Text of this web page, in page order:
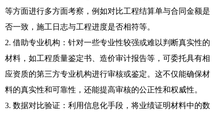
等方面进行多方面考察，例如对比工程结算单与合同金额是
否一致，施工日志与工程进度是否相符等。
2. 借助专业机构：针对一些专业性较强或难以判断真实性的
材料，如工程质量鉴定书、造价审计报告等，可委托具有相
应资质的第三方专业机构进行审核或鉴定。这不仅能确保材
料的真实性和可靠性，还能提高审核的公正性和权威性。
3. 数据对比验证：利用信息化手段，将业绩证明材料中的数